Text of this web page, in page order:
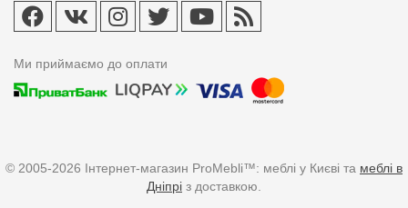
Ми приймаємо до оплати
© 2005-2026 Інтернет-магазин ProMebli™: меблі у Києві та меблі в
Дніпрі з доставкою.